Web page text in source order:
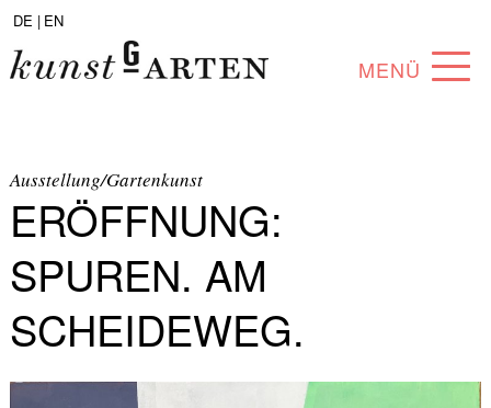
DE | EN
MENÜ
ABOUT
SAMMLUNG
KÜNSTLER*INNEN
PARTNER*INNEN
ANGEBOTE
Ausstellung/Gartenkunst
ERÖFFNUNG:
SPUREN. AM
SCHEIDEWEG.